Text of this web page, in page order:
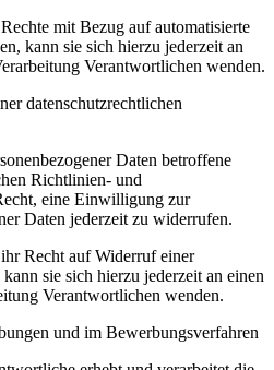
mit Bezug auf automatisierte
kann sie sich hierzu jederzeit an
Verantwortlichen wenden.
datenschutzrechtlichen
Daten betroffene
Richtlinien- und
eine Einwilligung zur
Daten jederzeit zu widerrufen.
Recht auf Widerruf einer
sie sich hierzu jederzeit an einen
Verantwortlichen wenden.
und im Bewerbungsverfahren